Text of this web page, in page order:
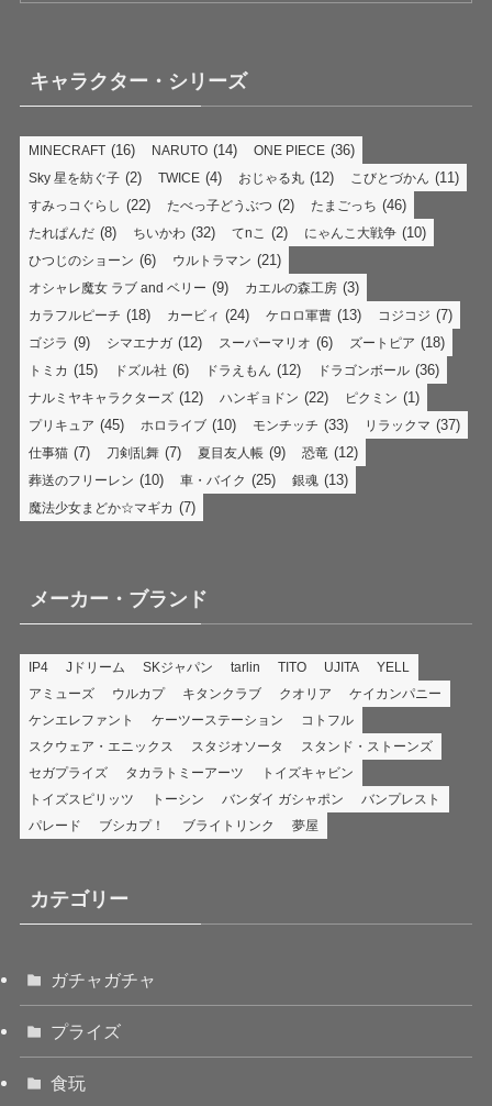
キャラクター・シリーズ
MINECRAFT (16) NARUTO (14) ONE PIECE (36)
Sky 星を紡ぐ子 (2) TWICE (4) おじゃる丸 (12) こびとづかん (11)
すみっコぐらし (22) たべっ子どうぶつ (2) たまごっち (46)
たれぱんだ (8) ちいかわ (32) てnこ (2) にゃんこ大戦争 (10)
ひつじのショーン (6) ウルトラマン (21)
オシャレ魔女 ラブ and ベリー (9) カエルの森工房 (3)
カラフルピーチ (18) カービィ (24) ケロロ軍曹 (13) コジコジ (7)
ゴジラ (9) シマエナガ (12) スーパーマリオ (6) ズートピア (18)
トミカ (15) ドズル社 (6) ドラえもん (12) ドラゴンボール (36)
ナルミヤキャラクターズ (12) ハンギョドン (22) ピクミン (1)
プリキュア (45) ホロライブ (10) モンチッチ (33) リラックマ (37)
仕事猫 (7) 刀剣乱舞 (7) 夏目友人帳 (9) 恐竜 (12)
葬送のフリーレン (10) 車・バイク (25) 銀魂 (13)
魔法少女まどか☆マギカ (7)
メーカー・ブランド
IP4 Jドリーム SKジャパン tarlin TITO UJITA
YELL
アミューズ
ウルカプ キタンクラブ クオリア
ケイカンパニー
ケンエレファント
ケーツーステーション
コトフル
スクウェア・エニックス
スタジオソータ
スタンド・ストーンズ
セガプライズ
タカラトミーアーツ
トイズキャビン
トイズスピリッツ
トーシン バンダイ ガシャポン
バンプレスト
パレード
ブシカプ！ ブライトリンク 夢屋
カテゴリー
ガチャガチャ
プライズ
食玩